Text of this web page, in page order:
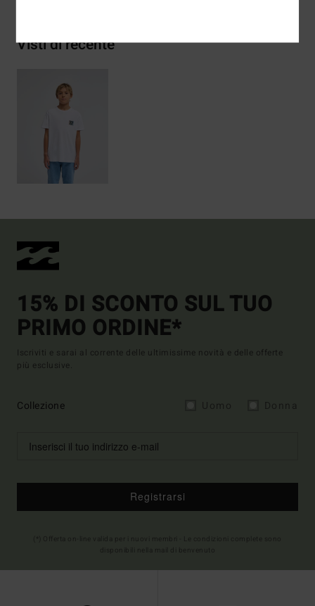
Visti di recente
15% DI SCONTO SUL TUO
PRIMO ORDINE*
Iscriviti e sarai al corrente delle ultimissime novità e delle offerte
più esclusive.
Collezione
Registrarsi